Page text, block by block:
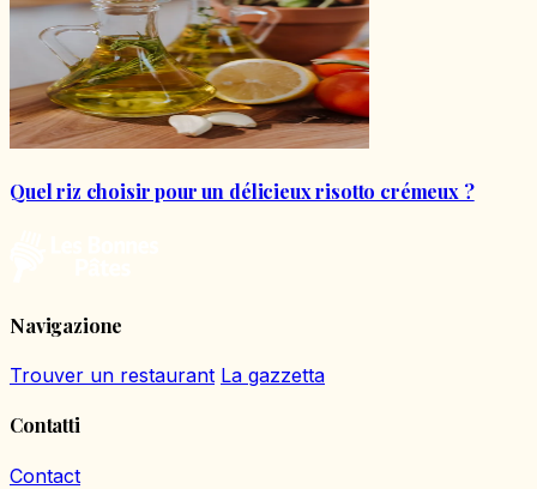
Quel riz choisir pour un délicieux risotto crémeux ?
Navigazione
Trouver un restaurant La gazzetta
Contatti
Contact